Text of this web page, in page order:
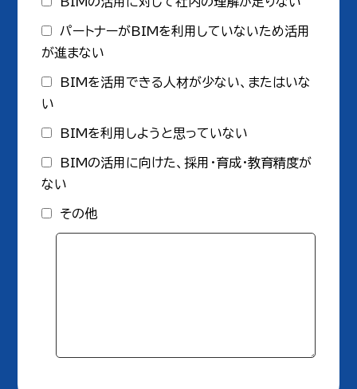
パートナーがBIMを利用していないため活用
が進まない
BIMを活用できる人材が少ない、またはいな
い
BIMを利用しようと思っていない
BIMの活用に向けた、採用・育成・教育精度が
ない
その他